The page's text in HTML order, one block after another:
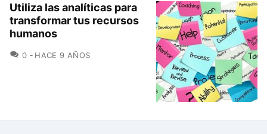
Utiliza las analíticas para
transformar tus recursos
humanos
0 COMENTARIOS
HACE 9 AÑOS